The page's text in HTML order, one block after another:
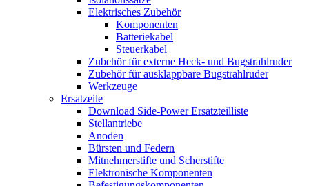
Elektrisches Zubehör
Komponenten
Batteriekabel
Steuerkabel
Zubehör für externe Heck- und Bugstrahlruder
Zubehör für ausklappbare Bugstrahlruder
Werkzeuge
Ersatzeile
Download Side-Power Ersatzteilliste
Stellantriebe
Anoden
Bürsten und Federn
Mitnehmerstifte und Scherstifte
Elektronische Komponenten